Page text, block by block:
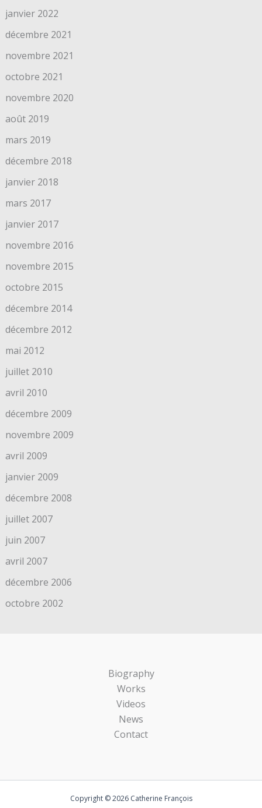
janvier 2022
décembre 2021
novembre 2021
octobre 2021
novembre 2020
août 2019
mars 2019
décembre 2018
janvier 2018
mars 2017
janvier 2017
novembre 2016
novembre 2015
octobre 2015
décembre 2014
décembre 2012
mai 2012
juillet 2010
avril 2010
décembre 2009
novembre 2009
avril 2009
janvier 2009
décembre 2008
juillet 2007
juin 2007
avril 2007
décembre 2006
octobre 2002
Biography
Works
Videos
News
Contact
Copyright © 2026 Catherine François